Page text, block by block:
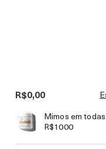
R$0,00
Mimos em
R$1000